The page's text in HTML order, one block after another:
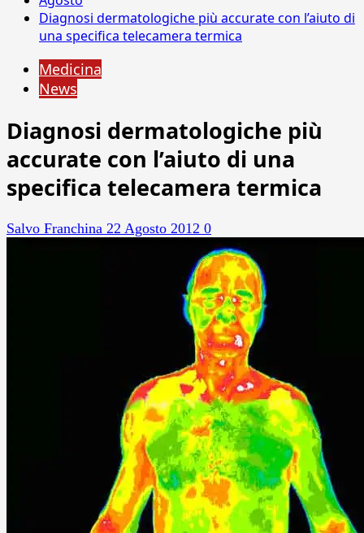
Diagnosi dermatologiche più accurate con l’aiuto di
una specifica telecamera termica
Medicina
News
Diagnosi dermatologiche più
accurate con l’aiuto di una
specifica telecamera termica
Salvo Franchina 22 Agosto 2012 0